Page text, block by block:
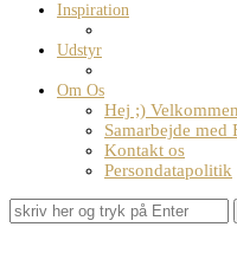
Inspiration
Udstyr
Om Os
Hej ;)
Samarbejde med
Kontakt os
Persondatapolitik